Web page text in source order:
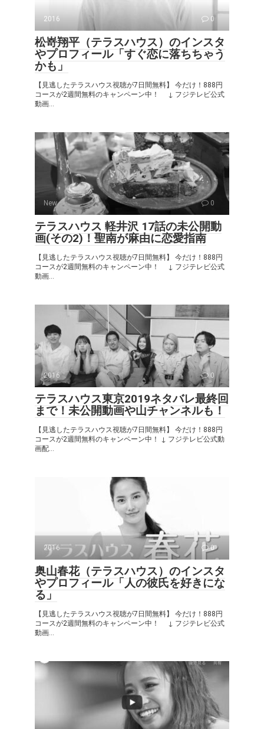
2016 0
松嵜翔平（テラスハウス）のインスタ
やプロフィール「すぐ恋に落ちちゃう
かも」
【見逃したテラスハウス視聴が7日間無料】 今だけ！888円
コースが2週間無料のキャンペーン中！ ↓ フジテレビ公式
動画...
New 0
テラスハウス 軽井沢 17話の未公開動
画(その2)！聖南が麻由に恋愛指南
【見逃したテラスハウス視聴が7日間無料】 今だけ！888円
コースが2週間無料のキャンペーン中！ ↓ フジテレビ公式
動画...
2016 0
テラスハウス東京2019ネタバレ最終回
まで！未公開動画や山チャンネルも！
【見逃したテラスハウス視聴が7日間無料】 今だけ！888円
コースが2週間無料のキャンペーン中！ ↓ フジテレビ公式動
画配...
2016 0
奥山春花（テラスハウス）のインスタ
やプロフィール「人の彼氏を好きにな
る」
【見逃したテラスハウス視聴が7日間無料】 今だけ！888円
コースが2週間無料のキャンペーン中！ ↓ フジテレビ公式
動画...